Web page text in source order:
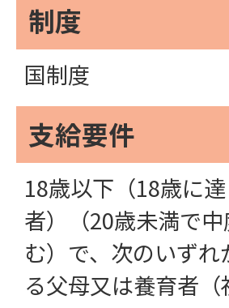
制度
国制度
支給要件
18歳以下（18歳に
者）（20歳未満で
む）で、次のいず
る父母又は養育者（